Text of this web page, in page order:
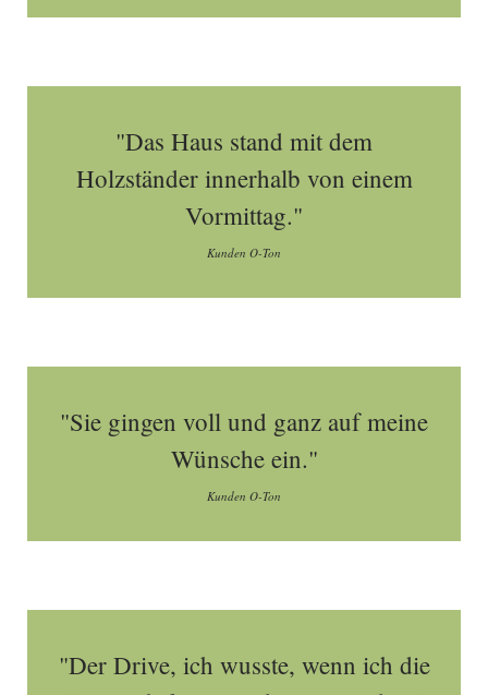
"Das Haus stand mit dem
Holzständer innerhalb von einem
Vormittag."
Kunden O-Ton
"Sie gingen voll und ganz auf meine
Wünsche ein."
Kunden O-Ton
"Der Drive, ich wusste, wenn ich die